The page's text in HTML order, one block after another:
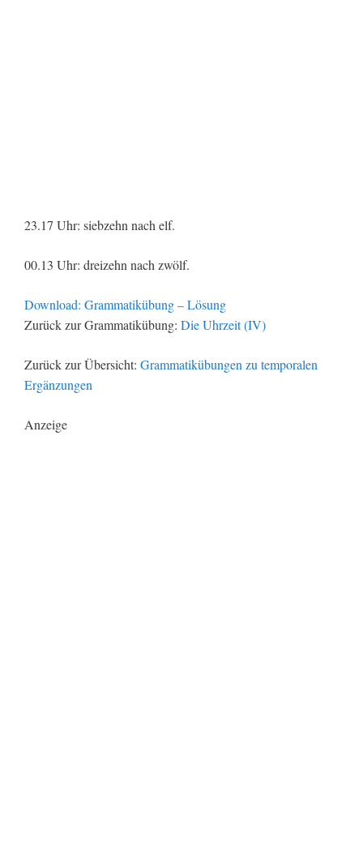
23.17 Uhr: siebzehn nach elf.
00.13 Uhr: dreizehn nach zwölf.
Download: Grammatikübung – Lösung
Zurück zur Grammatikübung: Die Uhrzeit (IV)
Zurück zur Übersicht: Grammatikübungen zu temporalen
Ergänzungen
Anzeige